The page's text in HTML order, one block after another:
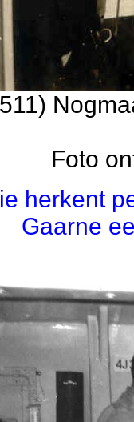
Foto
herkent
Gaarne